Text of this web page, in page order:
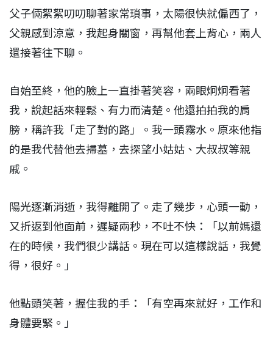
父子倆絮絮叨叨聊著家常瑣事，太陽很快就偏西了，
父親感到涼意，我起身關窗，再幫他套上背心，兩人
還接著往下聊。
自始至終，他的臉上一直掛著笑容，兩眼炯炯看著
我，說起話來輕鬆、有力而清楚。他還拍拍我的肩
膀，稱許我「走了對的路」。我一頭霧水。原來他指
的是我代替他去掃墓，去探望小姑姑、大叔叔等親
戚。
陽光逐漸消逝，我得離開了。走了幾步，心頭一動，
又折返到他面前，遲疑兩秒，不吐不快：「以前媽還
在的時候，我們很少講話。現在可以這樣說話，我覺
得，很好。」
他點頭笑著，握住我的手：「有空再來就好，工作和
身體要緊。」